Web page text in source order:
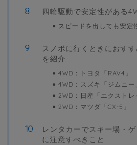
四輪駆動で安定性がある
スピードを出しても安定
スノボに行くときにおす
を紹介
4WD：トヨタ「RAV4」
4WD：スズキ「ジムニー
2WD：日産「エクストレ
2WD：マツダ「CX-5」
レンタカーでスキー場・
に注意すべきこと